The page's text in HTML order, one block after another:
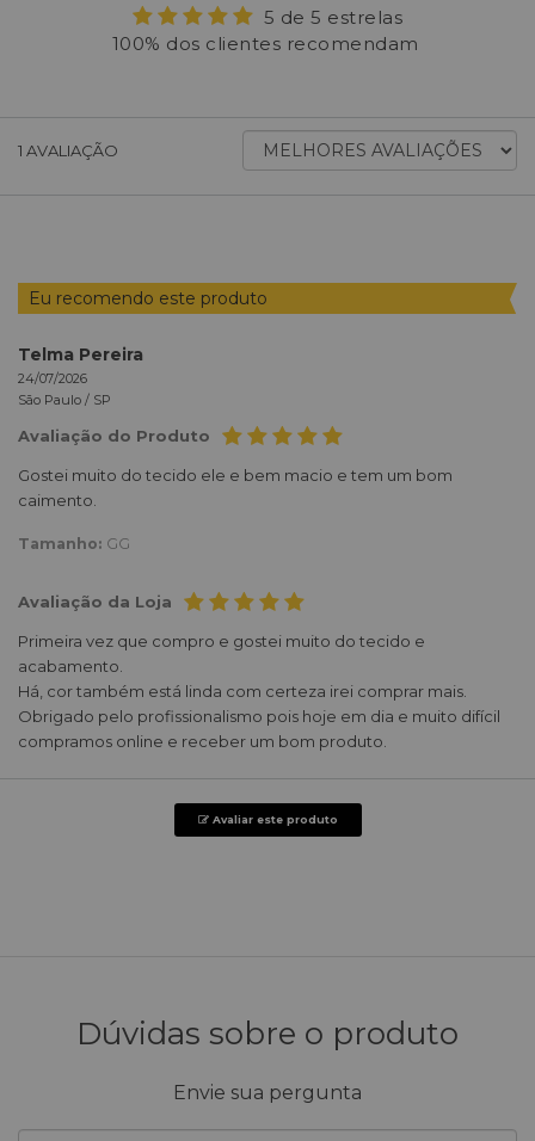
5 de 5 estrelas
100% dos clientes recomendam
1 AVALIAÇÃO
ORDENAR
AVALIAÇÕES
Eu recomendo este produto
Telma Pereira
24/07/2026
São Paulo / SP
Avaliação do Produto
Gostei muito do tecido ele e bem macio e tem um bom
caimento.
Tamanho: GG
Avaliação da Loja
Primeira vez que compro e gostei muito do tecido e
acabamento.
Há, cor também está linda com certeza irei comprar mais.
Obrigado pelo profissionalismo pois hoje em dia e muito difícil
compramos online e receber um bom produto.
Avaliar este produto
Dúvidas sobre o produto
Envie sua pergunta